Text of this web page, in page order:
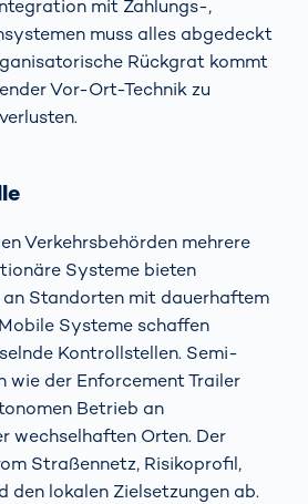
mit Zahlungs-,
muss alles abgedeckt
Rückgrat kommt
Vor-Ort-Technik zu
Verkehrsbehörden mehrere
Systeme bieten
Standorten mit dauerhaftem
Systeme schaffen
Kontrollstellen. Semi-
wie der Enforcement Trailer
Betrieb an
wechselhaften Orten. Der
Straßennetz, Risikoprofil,
den lokalen Zielsetzungen ab.